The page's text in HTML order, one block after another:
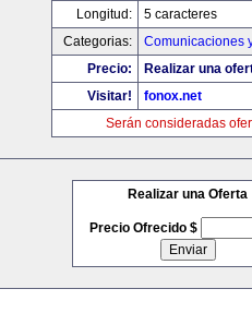
Longitud:
5 caracteres
Categorias:
Comunicaciones
Precio:
Realizar una
Visitar!
fonox.net
Serán consideradas
Realizar una Oferta
Precio Ofrecido $